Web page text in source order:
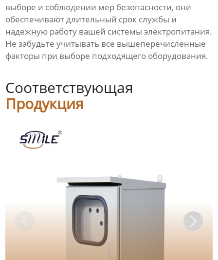
выборе и соблюдении мер безопасности, они
обеспечивают длительный срок службы и
надежную работу вашей системы электропитания.
Не забудьте учитывать все вышеперечисленные
факторы при выборе подходящего оборудования.
Соответствующая
Продукция